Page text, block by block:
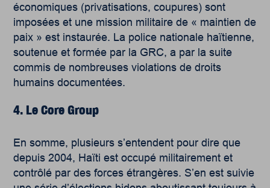
économiques (privatisations, coupures) sont
imposées et une mission militaire de « maintien de
paix » est instaurée. La police nationale haïtienne,
soutenue et formée par la GRC, a par la suite
commis de nombreuses violations de droits
humains documentées.
4. Le Core Group
En somme, plusieurs s’entendent pour dire que
depuis 2004, Haïti est occupé militairement et
contrôlé par des forces étrangères. S’en est suivie